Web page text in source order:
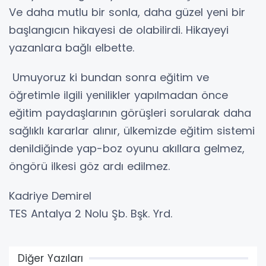
Ve daha mutlu bir sonla, daha güzel yeni bir
başlangıcın hikayesi de olabilirdi. Hikayeyi
yazanlara bağlı elbette.
Umuyoruz ki bundan sonra eğitim ve
öğretimle ilgili yenilikler yapılmadan önce
eğitim paydaşlarının görüşleri sorularak daha
sağlıklı kararlar alınır, ülkemizde eğitim sistemi
denildiğinde yap-boz oyunu akıllara gelmez,
öngörü ilkesi göz ardı edilmez.
Kadriye Demirel
TES Antalya 2 Nolu Şb. Bşk. Yrd.
Diğer Yazıları